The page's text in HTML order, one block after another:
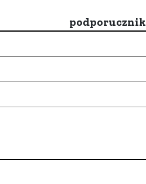
podporucznik